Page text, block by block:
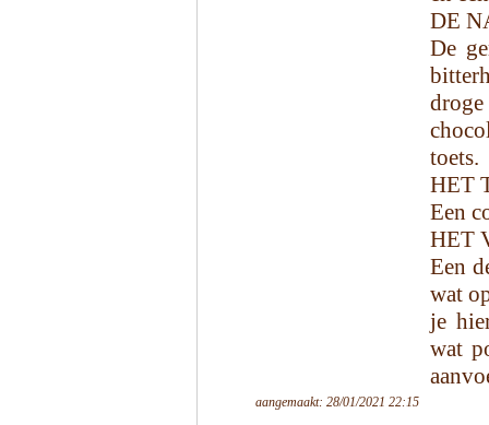
DE
De
toets.
HET
Een
HET
Een
wat
je
wat
aangemaakt: 28/01/2021 22:15